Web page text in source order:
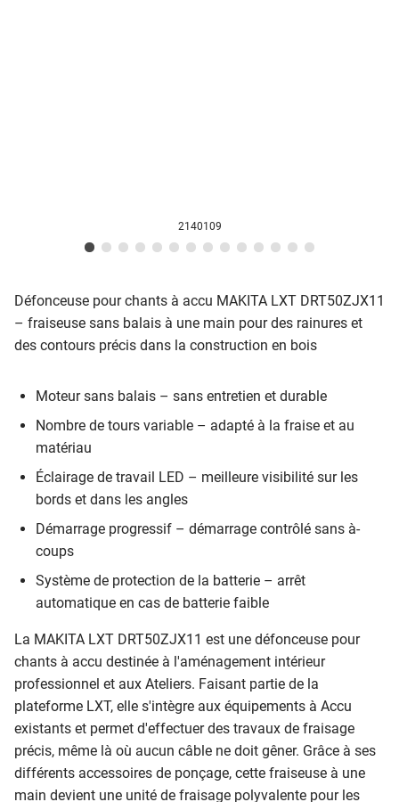
2140109
Défonceuse pour chants à accu MAKITA LXT DRT50ZJX11
– fraiseuse sans balais à une main pour des rainures et
des contours précis dans la construction en bois
Moteur sans balais – sans entretien et durable
Nombre de tours variable – adapté à la fraise et au
matériau
Éclairage de travail LED – meilleure visibilité sur les
bords et dans les angles
Démarrage progressif – démarrage contrôlé sans à-
coups
Système de protection de la batterie – arrêt
automatique en cas de batterie faible
La MAKITA LXT DRT50ZJX11 est une défonceuse pour
chants à accu destinée à l'aménagement intérieur
professionnel et aux Ateliers. Faisant partie de la
plateforme LXT, elle s'intègre aux équipements à Accu
existants et permet d'effectuer des travaux de fraisage
précis, même là où aucun câble ne doit gêner. Grâce à ses
différents accessoires de ponçage, cette fraiseuse à une
main devient une unité de fraisage polyvalente pour les